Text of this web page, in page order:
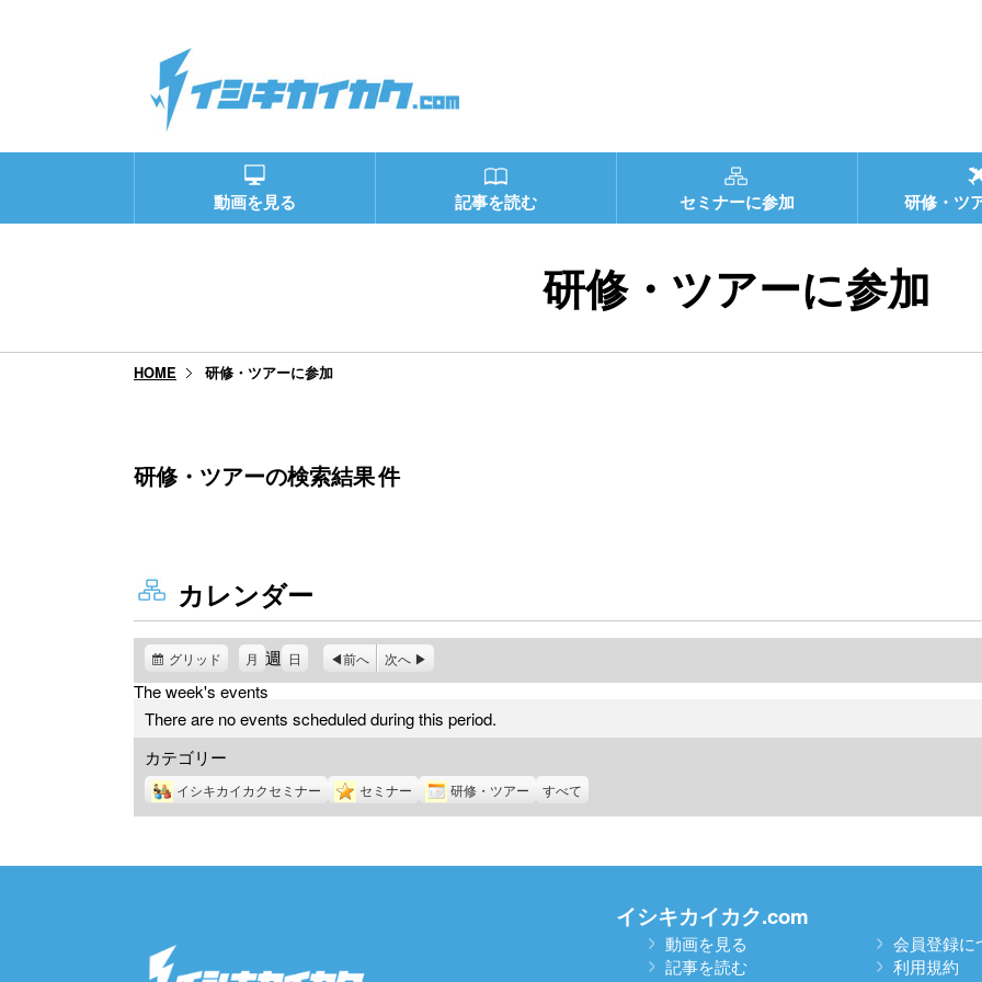
動画を見る 記事を読む セミナーに参加 研修・ツ
研修・ツアーに参加
HOME 研修・ツアーに参加
研修・ツアーの検索結果件
カレンダー
グリッド 月 週 日 前へ 次へ
The week's events
There are no events scheduled during this period.
カテゴリー
イシキカイカクセミナー セミナー 研修・ツアー すべて
イシキカイカク.com
動画を見る
記事を読む
会員登録に
利用規約